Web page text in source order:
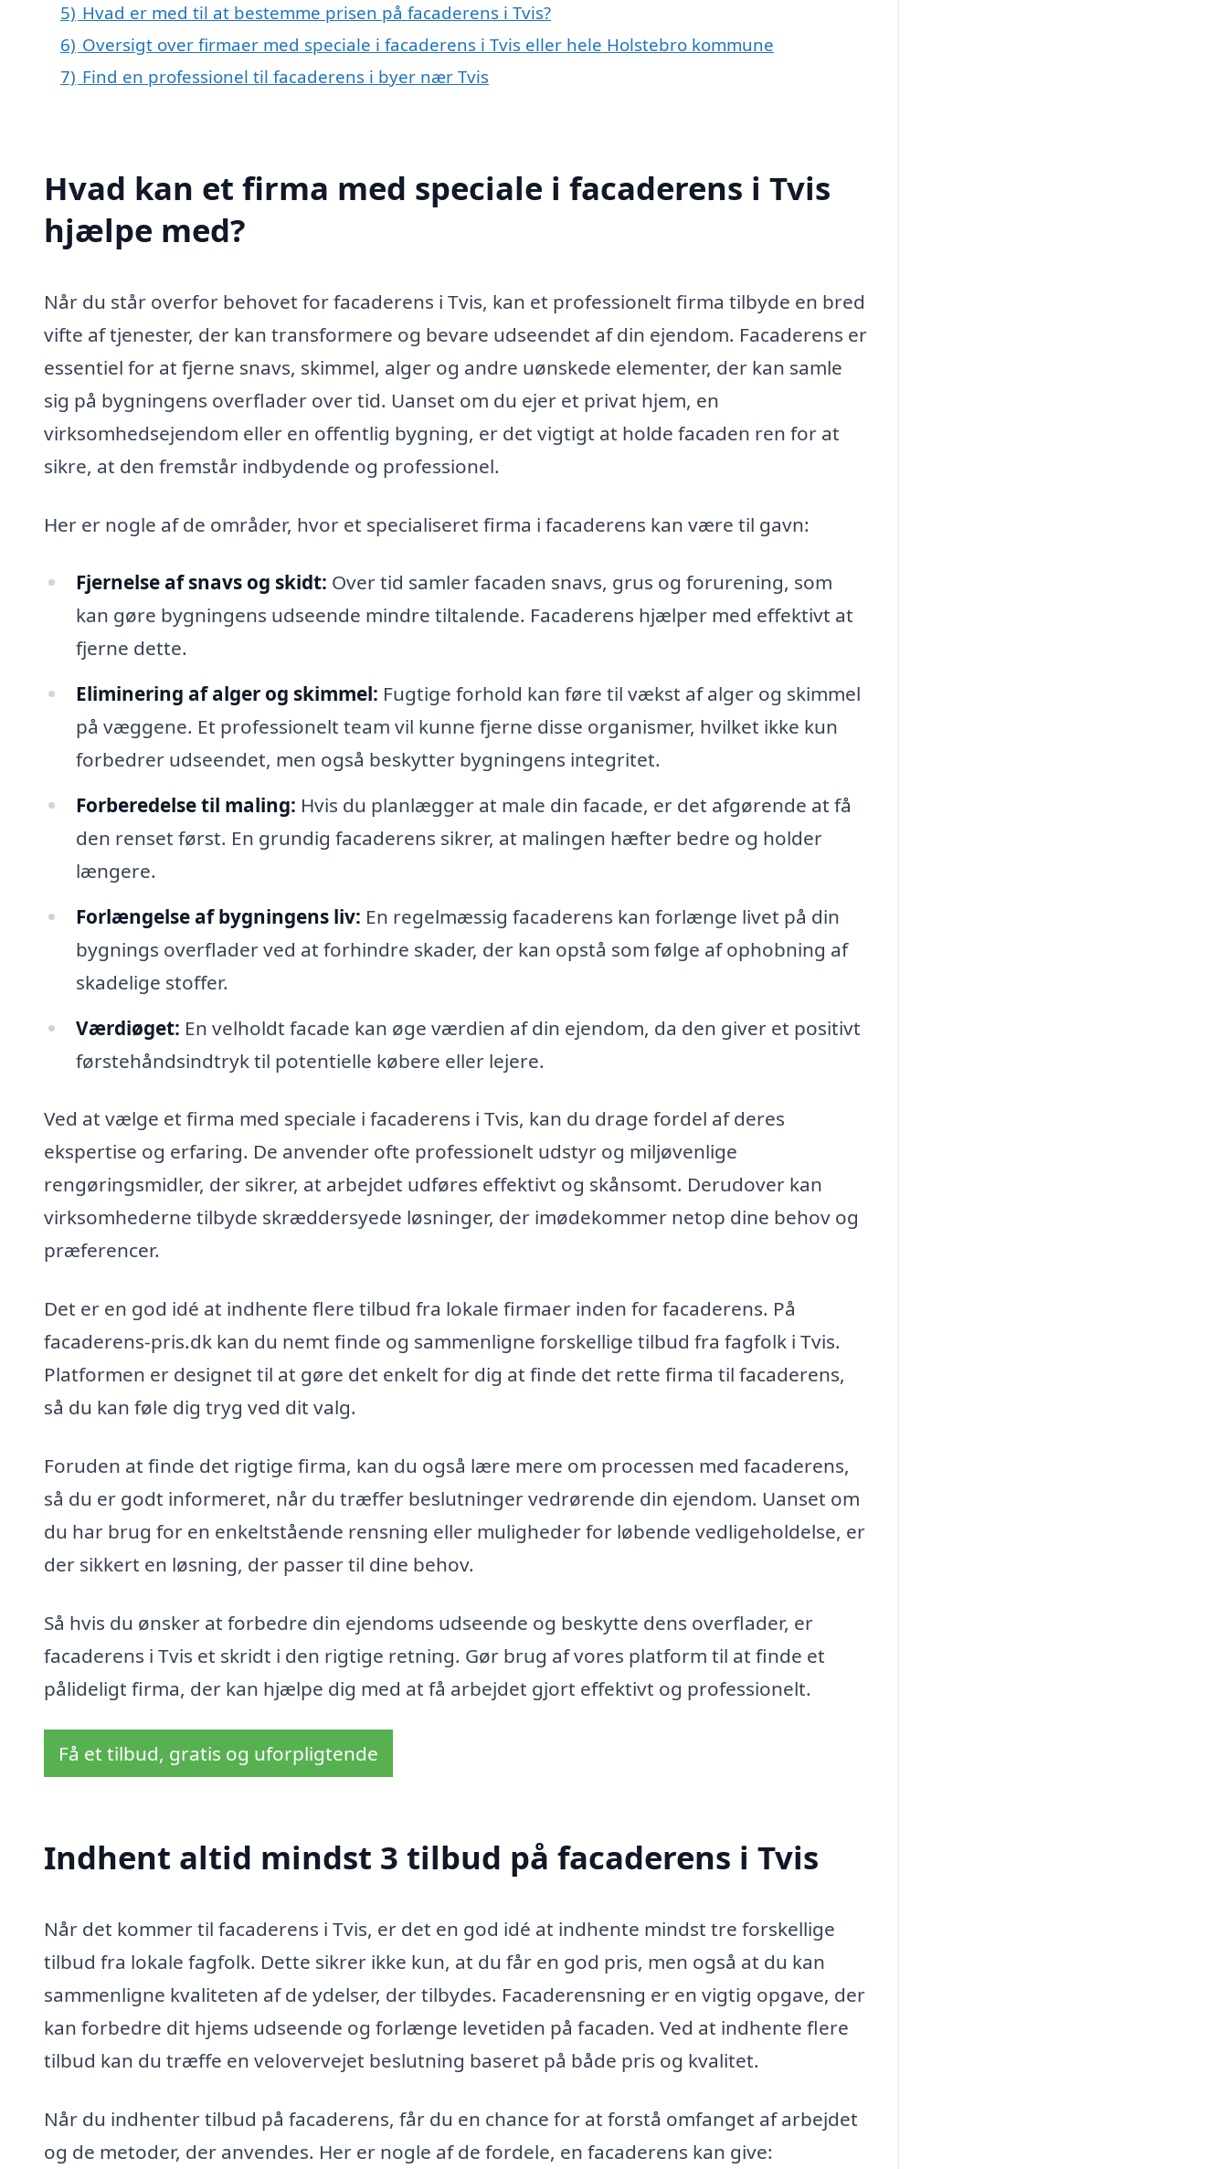
5) Hvad er med til at bestemme prisen på facaderens i Tvis?
6) Oversigt over firmaer med speciale i facaderens i Tvis eller hele Holstebro kommune
7) Find en professionel til facaderens i byer nær Tvis
Hvad kan et firma med speciale i facaderens i Tvis
hjælpe med?
Når du står overfor behovet for facaderens i Tvis, kan et professionelt firma tilbyde en bred
vifte af tjenester, der kan transformere og bevare udseendet af din ejendom. Facaderens er
essentiel for at fjerne snavs, skimmel, alger og andre uønskede elementer, der kan samle
sig på bygningens overflader over tid. Uanset om du ejer et privat hjem, en
virksomhedsejendom eller en offentlig bygning, er det vigtigt at holde facaden ren for at
sikre, at den fremstår indbydende og professionel.
Her er nogle af de områder, hvor et specialiseret firma i facaderens kan være til gavn:
Fjernelse af snavs og skidt: Over tid samler facaden snavs, grus og forurening, som
kan gøre bygningens udseende mindre tiltalende. Facaderens hjælper med effektivt at
fjerne dette.
Eliminering af alger og skimmel: Fugtige forhold kan føre til vækst af alger og skimmel
på væggene. Et professionelt team vil kunne fjerne disse organismer, hvilket ikke kun
forbedrer udseendet, men også beskytter bygningens integritet.
Forberedelse til maling: Hvis du planlægger at male din facade, er det afgørende at få
den renset først. En grundig facaderens sikrer, at malingen hæfter bedre og holder
længere.
Forlængelse af bygningens liv: En regelmæssig facaderens kan forlænge livet på din
bygnings overflader ved at forhindre skader, der kan opstå som følge af ophobning af
skadelige stoffer.
Værdiøget: En velholdt facade kan øge værdien af din ejendom, da den giver et positivt
førstehåndsindtryk til potentielle købere eller lejere.
Ved at vælge et firma med speciale i facaderens i Tvis, kan du drage fordel af deres
ekspertise og erfaring. De anvender ofte professionelt udstyr og miljøvenlige
rengøringsmidler, der sikrer, at arbejdet udføres effektivt og skånsomt. Derudover kan
virksomhederne tilbyde skræddersyede løsninger, der imødekommer netop dine behov og
præferencer.
Det er en god idé at indhente flere tilbud fra lokale firmaer inden for facaderens. På
facaderens-pris.dk kan du nemt finde og sammenligne forskellige tilbud fra fagfolk i Tvis.
Platformen er designet til at gøre det enkelt for dig at finde det rette firma til facaderens,
så du kan føle dig tryg ved dit valg.
Foruden at finde det rigtige firma, kan du også lære mere om processen med facaderens,
så du er godt informeret, når du træffer beslutninger vedrørende din ejendom. Uanset om
du har brug for en enkeltstående rensning eller muligheder for løbende vedligeholdelse, er
der sikkert en løsning, der passer til dine behov.
Så hvis du ønsker at forbedre din ejendoms udseende og beskytte dens overflader, er
facaderens i Tvis et skridt i den rigtige retning. Gør brug af vores platform til at finde et
pålideligt firma, der kan hjælpe dig med at få arbejdet gjort effektivt og professionelt.
Få et tilbud, gratis og uforpligtende
Indhent altid mindst 3 tilbud på facaderens i Tvis
Når det kommer til facaderens i Tvis, er det en god idé at indhente mindst tre forskellige
tilbud fra lokale fagfolk. Dette sikrer ikke kun, at du får en god pris, men også at du kan
sammenligne kvaliteten af de ydelser, der tilbydes. Facaderensning er en vigtig opgave, der
kan forbedre dit hjems udseende og forlænge levetiden på facaden. Ved at indhente flere
tilbud kan du træffe en velovervejet beslutning baseret på både pris og kvalitet.
Når du indhenter tilbud på facaderens, får du en chance for at forstå omfanget af arbejdet
og de metoder, der anvendes. Her er nogle af de fordele, en facaderens kan give: